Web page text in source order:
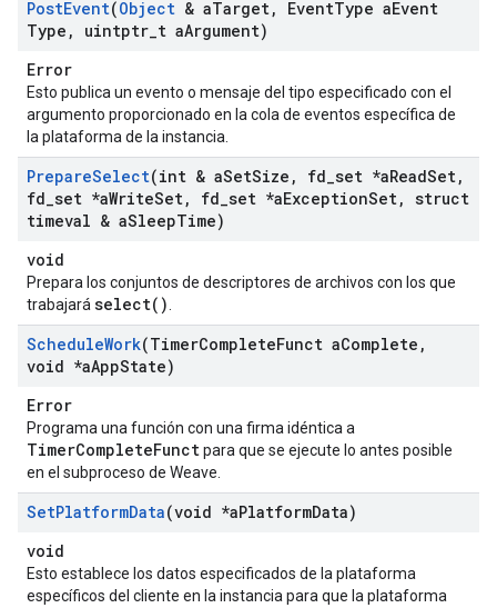
PostEvent(Object & aTarget, EventType aEvent
Type , uintptr t aArgument)
Error
Esto publica un evento o mensaje del tipo especificado con el
argumento proporcionado en la cola de eventos específica de
la plataforma de la instancia.
PrepareSelect(int & aSetSize , fd set *aReadSet,
fd set *aWriteSet, fd set *aExceptionSet, struct
timeval & aSleepTime)
void
Prepara los conjuntos de descriptores de archivos con los que
trabajará select()
ScheduleWork(TimerCompleteFunct aComplete ,
void *aAppState)
Error
Programa una función con una firma idéntica a
TimerCompleteFunctpara que se ejecute lo antes posible
en el subproceso de Weave.
SetPlatformData(void *aPlatformData)
void
Esto establece los datos especificados de la plataforma
específicos del cliente en la instancia para que la plataforma